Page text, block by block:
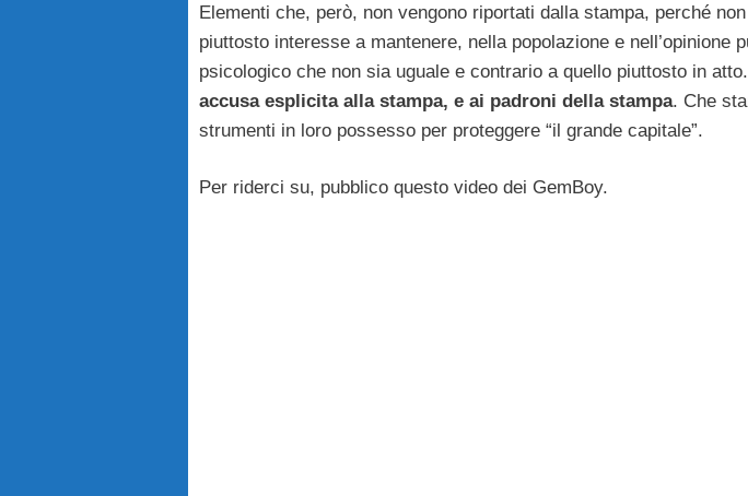
Elementi che, però, non vengono riportati dalla stampa, perché
piuttosto interesse a mantenere, nella popolazione e nell’opinione
psicologico che non sia uguale e contrario a quello piuttosto in
accusa esplicita alla stampa, e ai padroni della stampa. Che
strumenti in loro possesso per proteggere “il grande capitale”.
Per riderci su, pubblico questo video dei GemBoy.